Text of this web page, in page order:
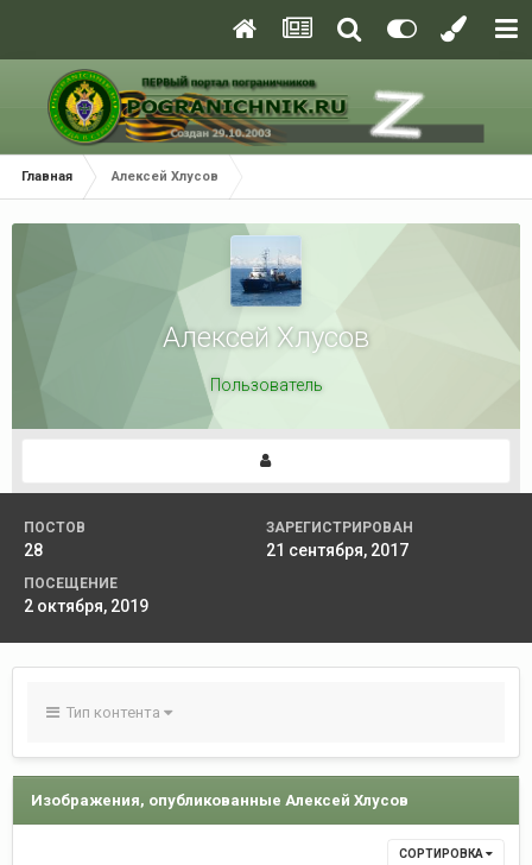
Главная Алексей Хлусов
Алексей Хлусов
Пользователь
ПОСТОВ
28
ЗАРЕГИСТРИРОВАН
21 сентября, 2017
ПОСЕЩЕНИЕ
2 октября, 2019
Тип контента
Изображения, опубликованные Алексей Хлусов
СОРТИРОВКА